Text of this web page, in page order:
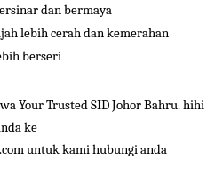
dan bermaya
lebih cerah dan kemerahan
berseri
Your Trusted SID Johor Bahru. hihi
ke
untuk kami hubungi anda